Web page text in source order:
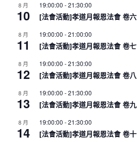
8 月
10
19:00:00 -21:30:00
[法會活動]孝道月報恩法會 卷六
8 月
11
19:00:00 -21:00:00
[法會活動]孝道月報恩法會 卷七
8 月
12
19:00:00 -21:30:00
[法會活動]孝道月報恩法會 卷八
8 月
13
19:00:00 -21:30:00
[法會活動]孝道月報恩法會 卷九
8 月
14
19:00:00 -21:30:00
[法會活動]孝道月報恩法會 卷十